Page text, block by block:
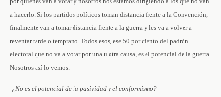
a hacerlo. Si los partidos políticos toman distancia frente a la Convención,
finalmente van a tomar distancia frente a la guerra y les va a volver a
reventar tarde o temprano. Todos esos, ese 50 por ciento del padrón
electoral que no va a votar por una u otra causa, es el potencial de la guerra.
Nosotros así lo vemos.
-¿No es el potencial de la pasividad y el conformismo?